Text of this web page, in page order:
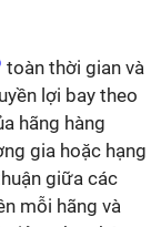
toàn thời gian và
lợi bay theo
hãng hàng
gia hoặc hạng
giữa các
mỗi hãng và